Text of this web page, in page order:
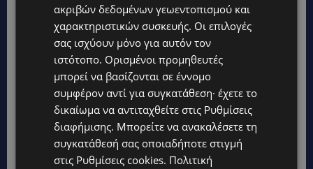
Topics
ακριβών δεδομένων γεωεντοπισμού και
χαρακτηριστικών συσκευής. Οι επιλογές
σας ισχύουν μόνο για αυτόν τον
ιστότοπο. Ορισμένοι προμηθευτές
μπορεί να βασίζονται σε έννομο
συμφέρον αντί για συγκατάθεση· έχετε το
δικαίωμα να αντιταχθείτε στις Ρυθμίσεις
διαφήμισης. Μπορείτε να ανακαλέσετε τη
συγκατάθεσή σας οποιαδήποτε στιγμή
στις Ρυθμίσεις cookies. Πολιτική